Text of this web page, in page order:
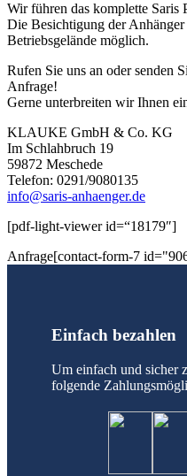
Wir führen das komplette Saris
Die Besichtigung der
Betriebsgelände möglich.
Rufen Sie uns an oder senden
Anfrage!
Gerne unterbreiten wir Ihnen
KLAUKE GmbH & Co. KG
Im Schlahbruch 19
59872 Meschede
Telefon: 0291/9080135
info@saris-anhaenger.de
[pdf-light-viewer id=“18179″]
Anfrage[contact-form-7
Einfach bezahlen
Um einfach und sicher
folgende